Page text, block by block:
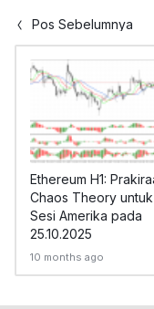
Pos Sebelumnya
Ethereum H1:
Chaos Theory untuk
Sesi Amerika pada
25.10.2025
10 months ago